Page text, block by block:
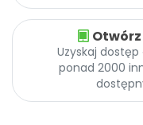
Uzyskaj
ponad 2000